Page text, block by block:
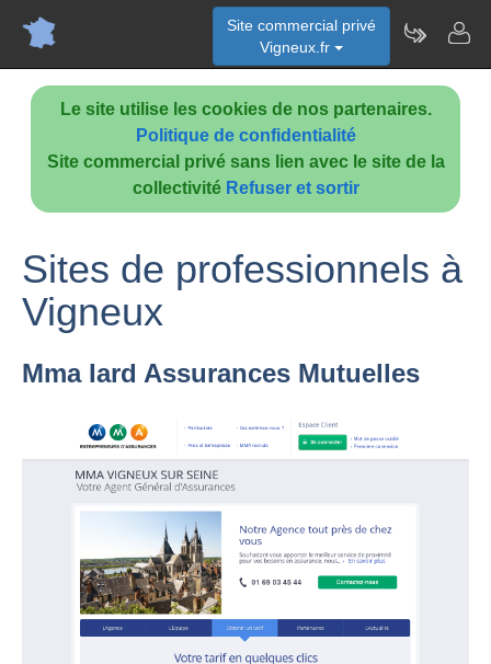
Le site utilise les cookies de nos partenaires.
Politique de confidentialité
Site commercial privé sans lien avec le site de la
collectivité Refuser et sortir
Site commercial privé
Vigneux.fr
Sites de professionnels à
Vigneux
Mma Iard Assurances Mutuelles